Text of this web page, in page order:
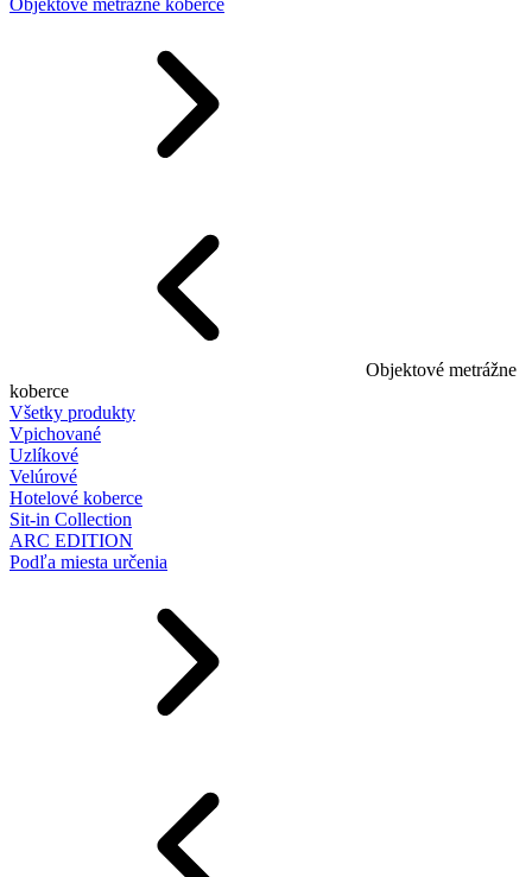
Objektové metrážne koberce
Objektové metrážne
koberce
Všetky produkty
Vpichované
Uzlíkové
Velúrové
Hotelové koberce
Sit-in Collection
ARC EDITION
Podľa miesta určenia